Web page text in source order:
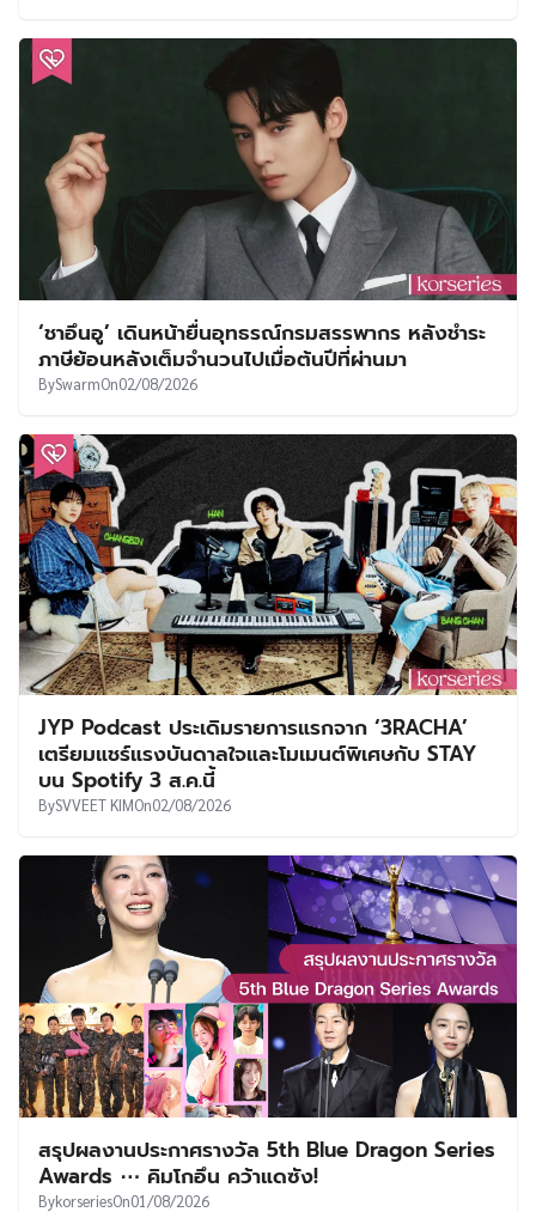
‘ชาอึนอู’ เดินหน้ายื่นอุทธรณ์กรมสรรพากร หลังชำระ
ภาษีย้อนหลังเต็มจำนวนไปเมื่อต้นปีที่ผ่านมา
BySwarmOn02/08/2026
JYP Podcast ประเดิมรายการแรกจาก ‘3RACHA’
เตรียมแชร์แรงบันดาลใจและโมเมนต์พิเศษกับ STAY
บน Spotify 3 ส.ค.นี้
BySVVEET KIMOn02/08/2026
สรุปผลงานประกาศรางวัล 5th Blue Dragon Series
Awards ⋯ คิมโกอึน คว้าแดซัง!
BykorseriesOn01/08/2026